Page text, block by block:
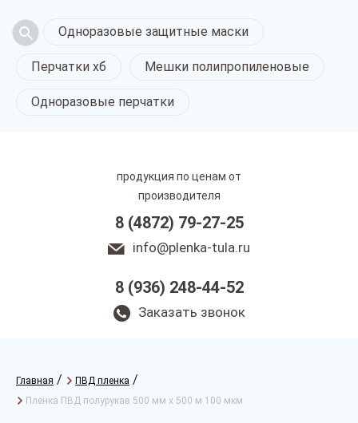
Одноразовые защитные маски
Перчатки хб Мешки полипропиленовые
Одноразовые перчатки
продукция по ценам от
производителя
8 (4872) 79-27-25
info@plenka-tula.ru
8 (936) 248-44-52
Заказать звонок
Главная / ПВД пленка /
Пленка ПВД полурукав 500 мм х 500 м 100 мкм